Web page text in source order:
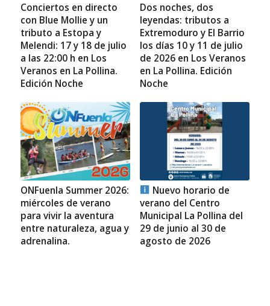
Conciertos en directo
con Blue Mollie y un
tributo a Estopa y
Melendi: 17 y 18 de julio
a las 22:00 h en Los
Veranos en La Pollina.
Edición Noche
Dos noches, dos
leyendas: tributos a
Extremoduro y El Barrio
los días 10 y 11 de julio
de 2026 en Los Veranos
en La Pollina. Edición
Noche
ONFuenla Summer 2026:
miércoles de verano
para vivir la aventura
entre naturaleza, agua y
adrenalina.
Nuevo horario de
verano del Centro
Municipal La Pollina del
29 de junio al 30 de
agosto de 2026